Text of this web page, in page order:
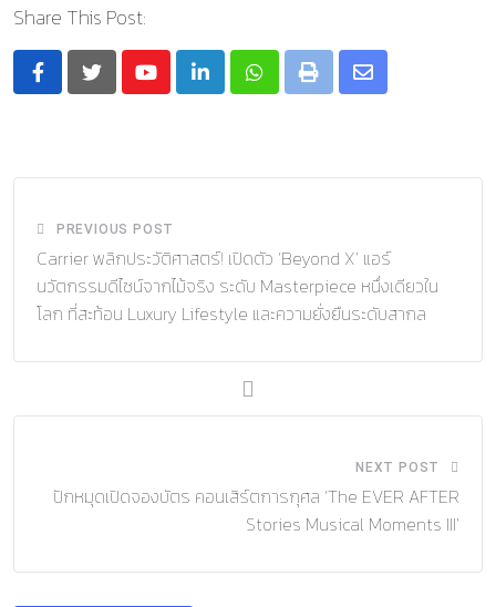
Share This Post:
YoutubeLinkedInWhatsapp
Print
Share
PREVIOUS POST
Carrier พลิกประวัติศาสตร์! เปิดตัว ‘Beyond X’ แอร์
นวัตกรรมดีไซน์จากไม้จริง ระดับ Masterpiece หนึ่งเดียวใน
โลก ที่สะท้อน Luxury Lifestyle และความยั่งยืนระดับสากล
NEXT POST
ปักหมุดเปิดจองบัตร คอนเสิร์ตการกุศล ‘The EVER AFTER
Stories Musical Moments III’